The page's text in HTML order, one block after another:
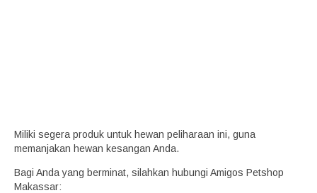
Miliki segera produk untuk hewan peliharaan ini, guna
memanjakan hewan kesangan Anda.
Bagi Anda yang berminat, silahkan hubungi Amigos Petshop
Makassar: